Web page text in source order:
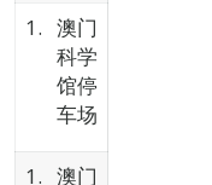
澳门
科学
馆停
车场
澳门